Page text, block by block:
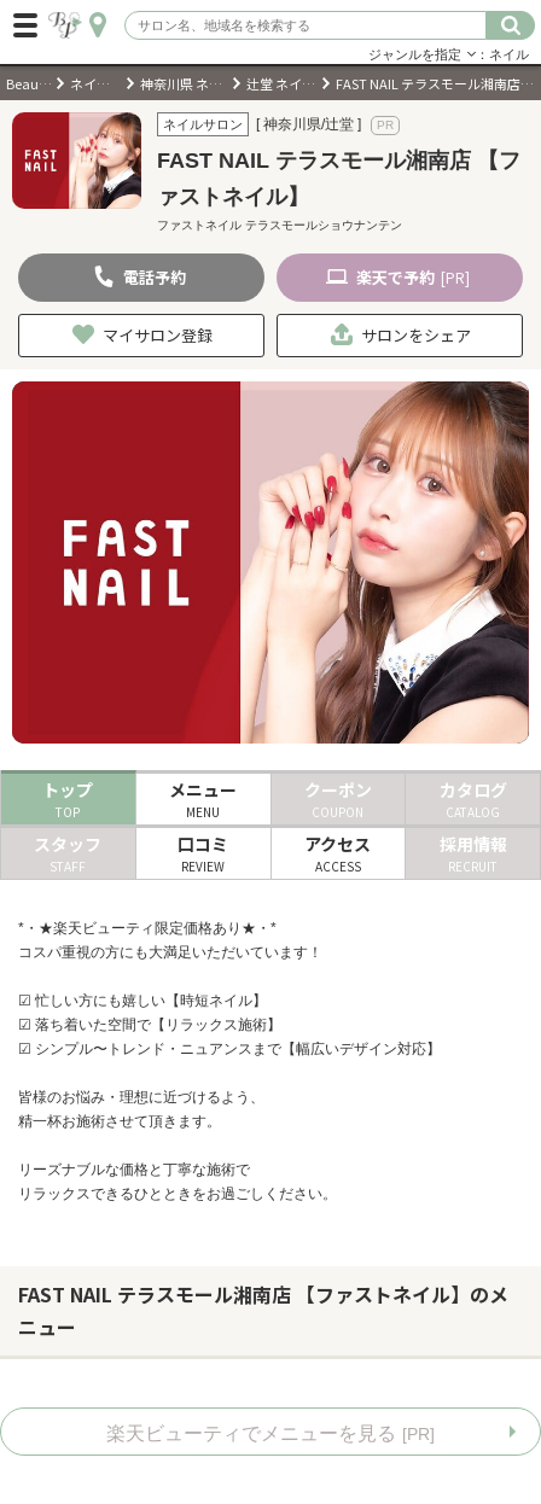
ログイン
会員登録（無料）
キーワード検索
ジャンルを選択
キーワードで検索
現在地から探す
エステサロン
リラクゼーションサロン
美容クリニック
ネイルカタログ
ジャンルを指定 ：ネイル
BeautyPark ネイルサロン 神奈川県 ネイルサロン 辻堂 ネイルサロン FAST NAIL テラスモール湘南店 【ファストネイル】
ネイルサロン [ 神奈川県/辻堂 ]
FAST NAIL テラスモール湘南店 【フ
ァストネイル】
ファストネイル テラスモールショウナンテン
電話予約 楽天で予約 [PR]
マイサロン登録 サロンをシェア
トップ
TOP
メニュー
MENU
クーポン
COUPON
カタログ
CATALOG
スタッフ
STAFF
口コミ
REVIEW
アクセス
ACCESS
採用情報
RECRUIT
*・★楽天ビューティ限定価格あり★・*
コスパ重視の方にも大満足いただいています！
☑ 忙しい方にも嬉しい【時短ネイル】
☑ 落ち着いた空間で【リラックス施術】
☑ シンプル〜トレンド・ニュアンスまで【幅広いデザイン対応】
皆様のお悩み・理想に近づけるよう、
精一杯お施術させて頂きます。
リーズナブルな価格と丁寧な施術で
リラックスできるひとときをお過ごしください。
FAST NAIL テラスモール湘南店 【ファストネイル】のメ
ニュー
楽天ビューティでメニューを見る [PR]